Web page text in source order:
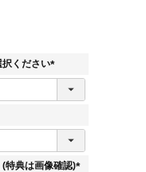
ください
(
特典は画像確認)